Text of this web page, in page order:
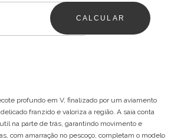
CALCULAR
profundo em V, finalizado por um aviamento
franzido e valoriza a região. A saia conta
na parte de trás, garantindo movimento e
com amarração no pescoço, completam o modelo